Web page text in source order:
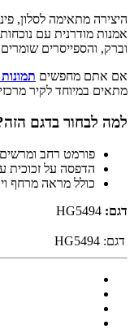
היצירה מתאימה לסלון,
אמנות מודרנית עם
וברק, והספייסרים
אם אתם מחפשים
מתאים במיוחד לקיר
למה לבחור בדגם
פורמט רחב ומרשים
הדפסה על זכוכית
כולל מראה מרחף
דגם:
דגם: HG5494